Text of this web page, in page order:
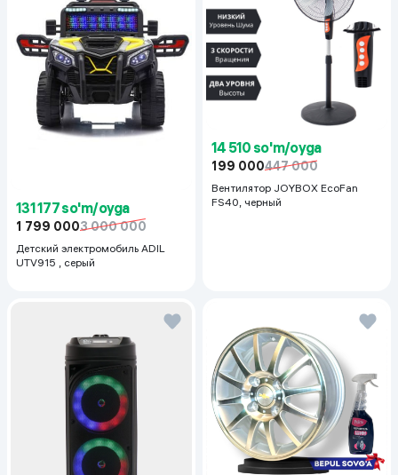
131 177 so'm/oyga
1 799 0003 000 000
Детский электромобиль ADIL
UTV915 , серый
14 510 so'm/oyga
199 000447 000
Вентилятор JOYBOX EcoFan
FS40, черный